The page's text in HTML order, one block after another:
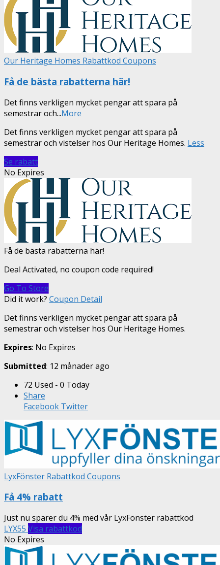
Our Heritage Homes Rabattkod Coupons
Få de bästa rabatterna här!
Det finns verkligen mycket pengar att spara på
semestrar och...More
Det finns verkligen mycket pengar att spara på
semestrar och vistelser hos Our Heritage Homes. Less
Se rabatt
No Expires
Få de bästa rabatterna här!
Deal Activated, no coupon code required!
Go To Store
Did it work? Coupon Detail
Det finns verkligen mycket pengar att spara på
semestrar och vistelser hos Our Heritage Homes.
Expires: No Expires
Submitted: 12 månader ago
72 Used - 0 Today
Share
Facebook Twitter
LyxFönster Rabattkod Coupons
Få 4% rabatt
Just nu sparer du 4% med vår LyxFönster rabattkod
LYX55 Visa rabattkod
No Expires